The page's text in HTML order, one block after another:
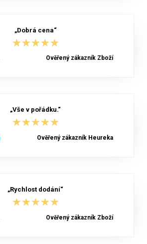
„Dobrá cena“
★★★★★
★★★★★
Ověřený zákazník Zboží
„Vše v pořádku.“
★★★★★
★★★★★
Ověřený zákazník Heureka
„Rychlost dodání“
★★★★★
★★★★★
Ověřený zákazník Zboží